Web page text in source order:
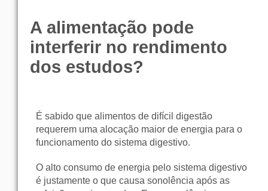
A alimentação pode
interferir no rendimento
dos estudos?
É sabido que alimentos de difícil digestão
requerem uma alocação maior de energia para o
funcionamento do sistema digestivo.
O alto consumo de energia pelo sistema digestivo
é justamente o que causa sonolência após as